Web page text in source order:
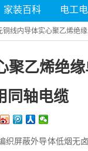
家装百科 电工
铜线内导体实心聚乙烯绝
聚乙烯绝
同轴电缆
织屏蔽外导体低烟无